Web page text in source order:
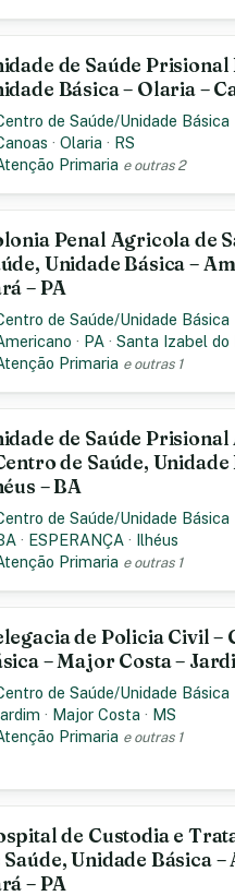
de Saúde Prisional
Básica – Olaria –
de Saúde/Unidade Básica
·Olaria · RS
Primaria e outras 2
Penal Agricola de
Unidade Básica –
– PA
de Saúde/Unidade Básica
· PA ·Santa Izabel do
Primaria e outras 1
de Saúde
de Saúde, Unidade
– BA
de Saúde/Unidade Básica
· ESPERANÇA · Ilhéus
Primaria e outras 1
de Policia Civil –
– Major Costa –
de Saúde/Unidade Básica
· Major Costa · MS
Primaria e outras 1
de Custodia e
Saúde, Unidade Básica
– PA